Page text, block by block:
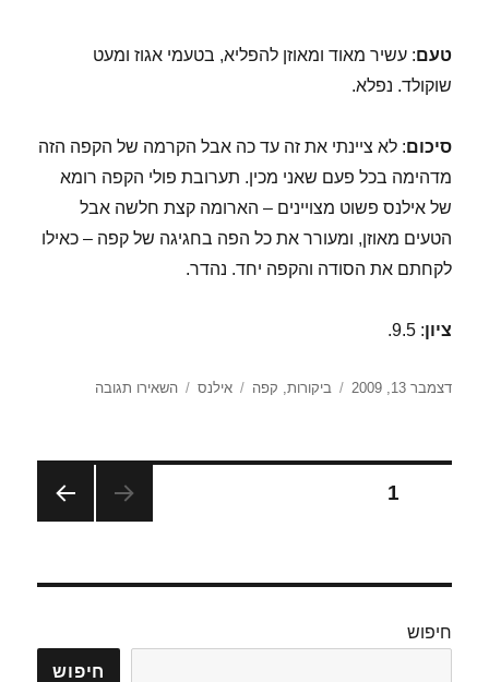
טעם: עשיר מאוד ומאוזן להפליא, בטעמי אגוז ומעט
שוקולד. נפלא.
סיכום: לא ציינתי את זה עד כה אבל הקרמה של הקפה הזה
מדהימה בכל פעם שאני מכין. תערובת פולי הקפה רומא
של אילנס פשוט מצויינים – הארומה קצת חלשה אבל
הטעים מאוזן, ומעורר את כל הפה בחגיגה של קפה – כאילו
לקחתם את הסודה והקפה יחד. נהדר.
ציון: 9.5.
פורסם
דצמבר 13, 2009 קטגוריות
ביקורות, קפה תגיות
אילנס השאירו תגובה
רומא
של
Posts
1
חיפוש
חיפוש